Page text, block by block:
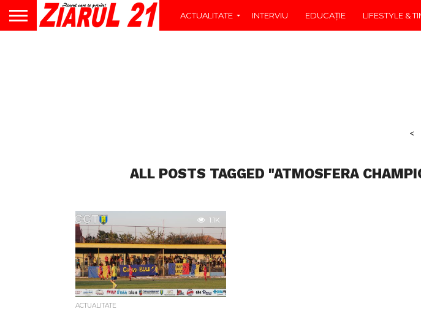
ACTUALITATE INTERVIU EDUCAŢIE LIFESTYLE &
<
ALL POSTS TAGGED "ATMOSFERA
1.1K
ACTUALITATE